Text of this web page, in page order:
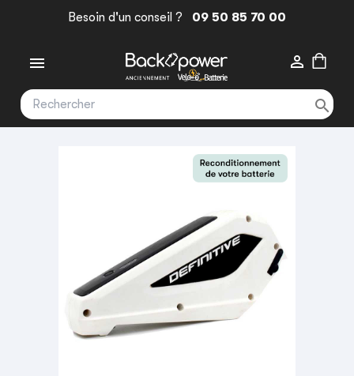
Besoin d'un conseil ? 09 50 85 70 00
 
